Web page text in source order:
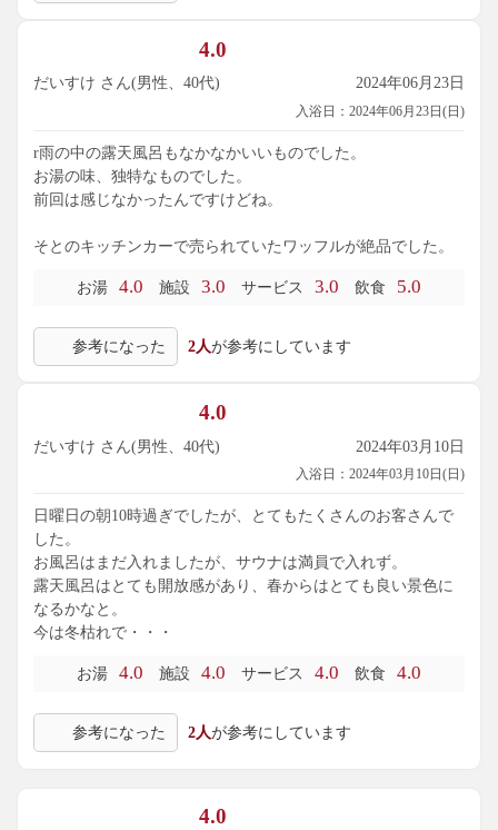
4.0
だいすけ さん(男性、40代) 2024年06月23日
入浴日：2024年06月23日(日)
r雨の中の露天風呂もなかなかいいものでした。
お湯の味、独特なものでした。
前回は感じなかったんですけどね。
そとのキッチンカーで売られていたワッフルが絶品でした。
お湯 4.0 施設 3.0 サービス 3.0 飲食 5.0
参考になった 2人が参考にしています
4.0
だいすけ さん(男性、40代) 2024年03月10日
入浴日：2024年03月10日(日)
日曜日の朝10時過ぎでしたが、とてもたくさんのお客さんで
した。
お風呂はまだ入れましたが、サウナは満員で入れず。
露天風呂はとても開放感があり、春からはとても良い景色に
なるかなと。
今は冬枯れで・・・
お湯 4.0 施設 4.0 サービス 4.0 飲食 4.0
参考になった 2人が参考にしています
4.0